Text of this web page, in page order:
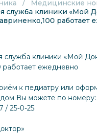
Медицинские
служба клиники «Мой
работает
служба клиники «Мой
работает ежедневно
к педиатру или
дом Вы можете по номеру:
/ 25-0-25